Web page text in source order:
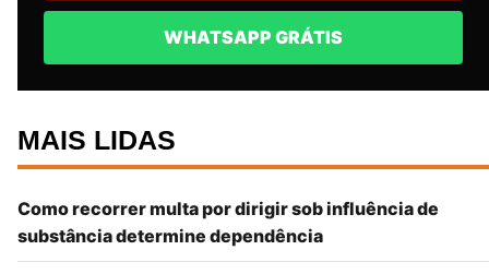
WHATSAPP GRÁTIS
MAIS LIDAS
Como recorrer multa por dirigir sob influência de
substância determine dependência